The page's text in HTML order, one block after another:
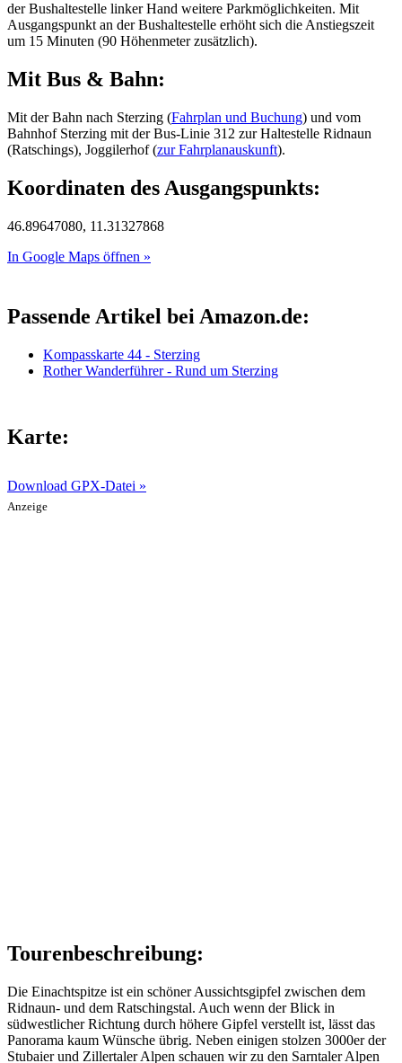
der Bushaltestelle linker Hand weitere Parkmöglichkeiten. Mit
Ausgangspunkt an der Bushaltestelle erhöht sich die Anstiegszeit
um 15 Minuten (90 Höhenmeter zusätzlich).
Mit Bus & Bahn:
Mit der Bahn nach Sterzing (Fahrplan und Buchung) und vom
Bahnhof Sterzing mit der Bus-Linie 312 zur Haltestelle Ridnaun
(Ratschings), Joggilerhof (zur Fahrplanauskunft).
Koordinaten des Ausgangspunkts:
46.89647080, 11.31327868
In Google Maps öffnen »
Passende Artikel bei Amazon.de:
Kompasskarte 44 - Sterzing
Rother Wanderführer - Rund um Sterzing
Karte:
Download GPX-Datei »
Anzeige
Tourenbeschreibung:
Die Einachtspitze ist ein schöner Aussichtsgipfel zwischen dem
Ridnaun- und dem Ratschingstal. Auch wenn der Blick in
südwestlicher Richtung durch höhere Gipfel verstellt ist, lässt das
Panorama kaum Wünsche übrig. Neben einigen stolzen 3000er der
Stubaier und Zillertaler Alpen schauen wir zu den Sarntaler Alpen